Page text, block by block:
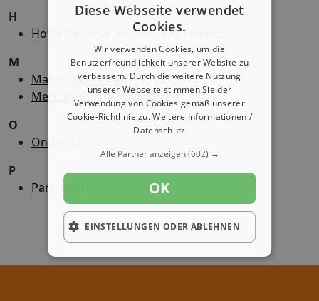
H
Hotel Nacional Inn Recife Aeroporto
M
Mar Hotel Recife
Mercure Recife Navegantes
O
Onda Mar
P
Parkhotel
Diese Webseite verwendet
Cookies.
Wir verwenden Cookies, um die
Benutzerfreundlichkeit unserer Website zu
verbessern. Durch die weitere Nutzung
unserer Webseite stimmen Sie der
Verwendung von Cookies gemäß unserer
Cookie-Richtlinie zu.Weitere Informationen /
Datenschutz
Alle Partner anzeigen(602) →
OK
EINSTELLUNGEN ODER ABLEHNEN